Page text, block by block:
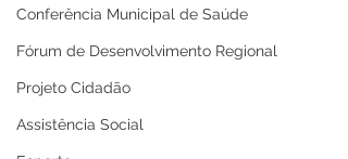
Conferência Municipal de Saúde
Fórum de Desenvolvimento Regional
Projeto Cidadão
Assistência Social